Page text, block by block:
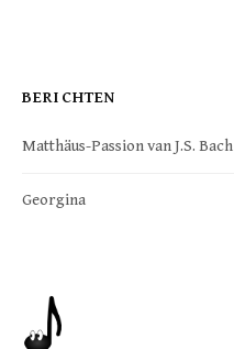
BERICHTEN
Matthäus-Passion van J.S. Bach
Georgina